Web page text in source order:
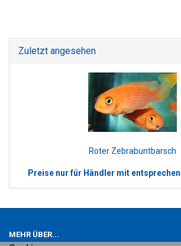
Zuletzt angesehen
Roter Zebrabuntbarsch
Preise nur für Händler mit
MEHR ÜBER...